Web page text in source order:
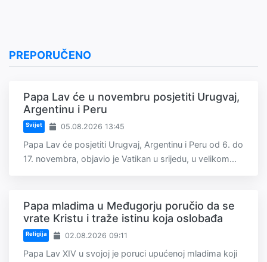
PREPORUČENO
Papa Lav će u novembru posjetiti Urugvaj,
Argentinu i Peru
Svijet 05.08.2026 13:45
Papa Lav će posjetiti Urugvaj, Argentinu i Peru od 6. do
17. novembra, objavio je Vatikan u srijedu, u velikom...
Papa mladima u Međugorju poručio da se
vrate Kristu i traže istinu koja oslobađa
Religija 02.08.2026 09:11
Papa Lav XIV u svojoj je poruci upućenoj mladima koji